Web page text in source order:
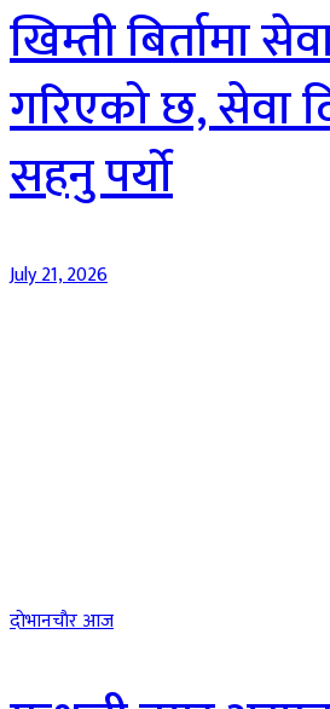
खिम्ती बिर्तामा
गरिएको छ, सेवा
सहनु पर्यो
July 21, 2026
दाेभानचाैर आज